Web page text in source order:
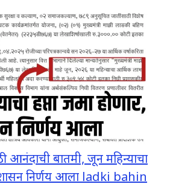
आनंदाची बातमी, जून महिन्याचा
शासन निर्णय आला ladki bahin